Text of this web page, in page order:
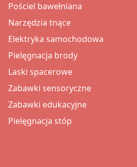
Pościel bawełniana
Narzędzia tnące
Elektryka samochodowa
Pielęgnacja brody
Laski spacerowe
Zabawki sensoryczne
Zabawki edukacyjne
Pielęgnacja stóp